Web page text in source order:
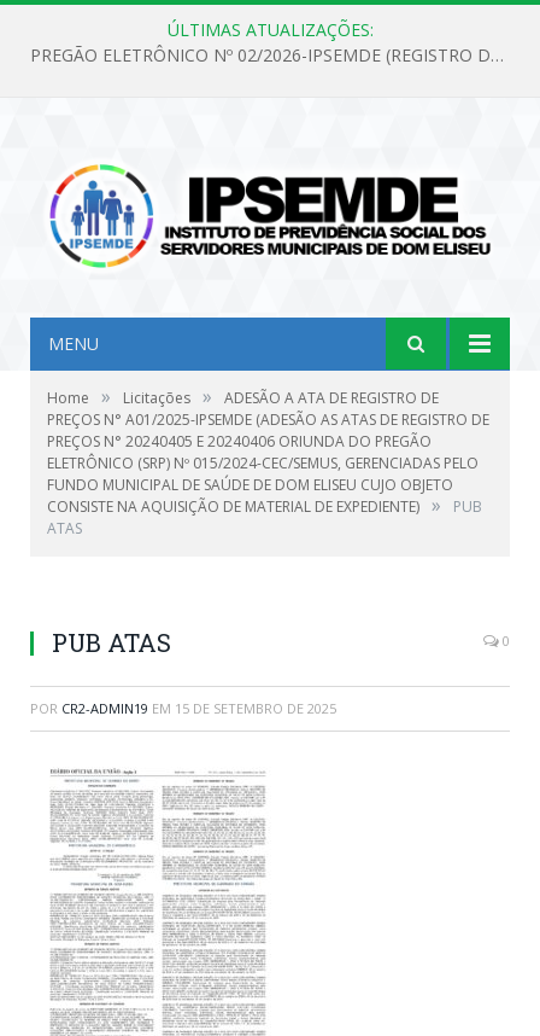
ÚLTIMAS ATUALIZAÇÕES:
PREGÃO ELETRÔNICO Nº 02/2026-IPSEMDE (REGISTRO DE PREÇOS PARA FUTURA E EVENTUAL AQUISIÇÃO DE MATERIAL DE LIMPEZA E GÊNEROS ALIMENTÍCIOS PARA ATENDER AS NECESSIDADES DO INSTITUTO DE PREVIDÊNCIA SOCIAL DOS SERVIDORES MUNICIPAIS DE DOM ELISEU.)
MENU
Home » Licitações »
ADESÃO A ATA DE REGISTRO DE
PREÇOS N° A01/2025-IPSEMDE (ADESÃO AS ATAS DE REGISTRO DE
PREÇOS N° 20240405 E 20240406 ORIUNDA DO PREGÃO
ELETRÔNICO (SRP) Nº 015/2024-CEC/SEMUS, GERENCIADAS PELO
FUNDO MUNICIPAL DE SAÚDE DE DOM ELISEU CUJO OBJETO
CONSISTE NA AQUISIÇÃO DE MATERIAL DE EXPEDIENTE) »
PUB
ATAS
PUB ATAS 0
POR CR2-ADMIN19 EM 15 DE SETEMBRO DE 2025